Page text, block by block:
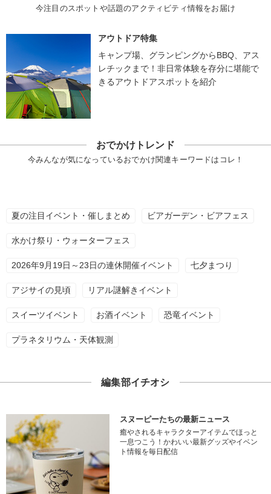
今注目のスポットや話題のアクティビティ情報をお届け
アウトドア特集
キャンプ場、グランピングからBBQ、アス
レチックまで！非日常体験を存分に堪能で
きるアウトドアスポットを紹介
おでかけトレンド
今みんなが気になっているおでかけ関連キーワードはコレ！
夏の注目イベント・催しまとめ ビアガーデン・ビアフェス
水かけ祭り・ウォーターフェス
2026年9月19日～23日の連休開催イベント 七夕まつり
アジサイの見頃 リアル謎解きイベント
スイーツイベント お酒イベント 恐竜イベント
プラネタリウム・天体観測
編集部イチオシ
スヌーピーたちの最新ニュース
癒やされるキャラクターアイテムでほっと
一息つこう！かわいい最新グッズやイベン
ト情報を毎日配信